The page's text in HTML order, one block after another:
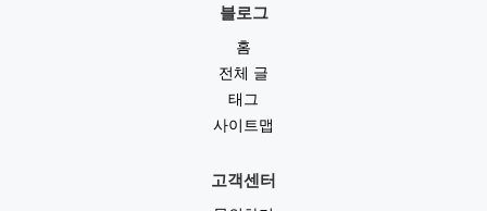
블로그
홈
전체 글
태그
사이트맵
고객센터